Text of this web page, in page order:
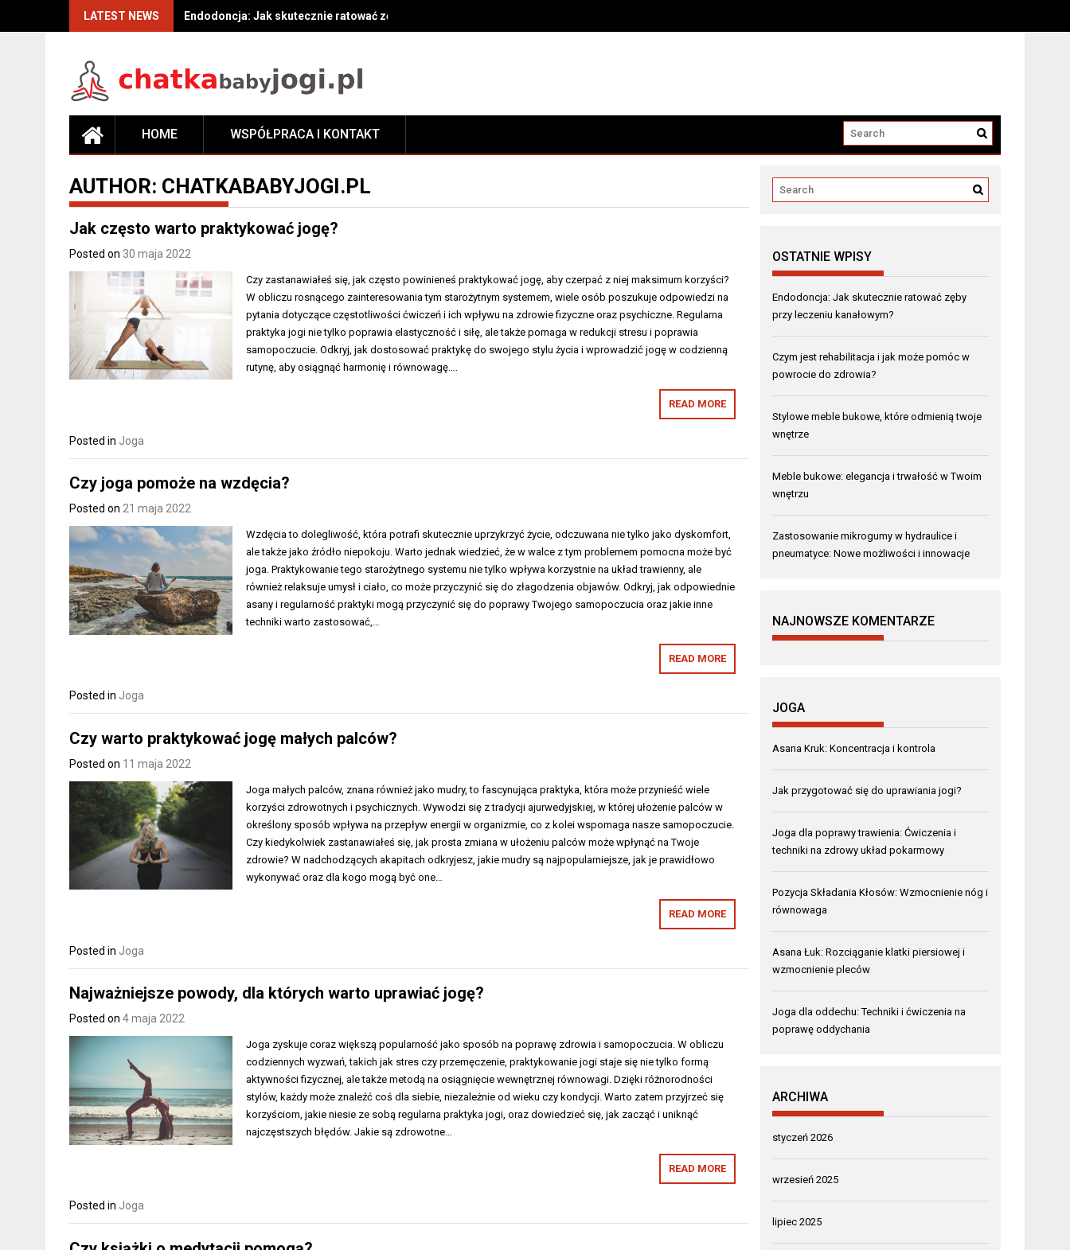
LATEST NEWS Endodoncja: Jak skutecznie ratować zęby przy leczeniu kanałowym?
HOME WSPÓŁPRACA I KONTAKT
AUTHOR: CHATKABABYJOGI.PL
Jak często warto praktykować jogę?
Posted on 30 maja 2022
Czy zastanawiałeś się, jak często powinieneś praktykować jogę, aby czerpać z niej maksimum korzyści?
W obliczu rosnącego zainteresowania tym starożytnym systemem, wiele osób poszukuje odpowiedzi na
pytania dotyczące częstotliwości ćwiczeń i ich wpływu na zdrowie fizyczne oraz psychiczne. Regularna
praktyka jogi nie tylko poprawia elastyczność i siłę, ale także pomaga w redukcji stresu i poprawia
samopoczucie. Odkryj, jak dostosować praktykę do swojego stylu życia i wprowadzić jogę w codzienną
rutynę, aby osiągnąć harmonię i równowagę….
READ MORE
Posted in Joga
Czy joga pomoże na wzdęcia?
Posted on 21 maja 2022
Wzdęcia to dolegliwość, która potrafi skutecznie uprzykrzyć życie, odczuwana nie tylko jako dyskomfort,
ale także jako źródło niepokoju. Warto jednak wiedzieć, że w walce z tym problemem pomocna może być
joga. Praktykowanie tego starożytnego systemu nie tylko wpływa korzystnie na układ trawienny, ale
również relaksuje umysł i ciało, co może przyczynić się do złagodzenia objawów. Odkryj, jak odpowiednie
asany i regularność praktyki mogą przyczynić się do poprawy Twojego samopoczucia oraz jakie inne
techniki warto zastosować,…
READ MORE
Posted in Joga
Czy warto praktykować jogę małych palców?
Posted on 11 maja 2022
Joga małych palców, znana również jako mudry, to fascynująca praktyka, która może przynieść wiele
korzyści zdrowotnych i psychicznych. Wywodzi się z tradycji ajurwedyjskiej, w której ułożenie palców w
określony sposób wpływa na przepływ energii w organizmie, co z kolei wspomaga nasze samopoczucie.
Czy kiedykolwiek zastanawiałeś się, jak prosta zmiana w ułożeniu palców może wpłynąć na Twoje
zdrowie? W nadchodzących akapitach odkryjesz, jakie mudry są najpopularniejsze, jak je prawidłowo
wykonywać oraz dla kogo mogą być one…
READ MORE
Posted in Joga
Najważniejsze powody, dla których warto uprawiać jogę?
Posted on 4 maja 2022
Joga zyskuje coraz większą popularność jako sposób na poprawę zdrowia i samopoczucia. W obliczu
codziennych wyzwań, takich jak stres czy przemęczenie, praktykowanie jogi staje się nie tylko formą
aktywności fizycznej, ale także metodą na osiągnięcie wewnętrznej równowagi. Dzięki różnorodności
stylów, każdy może znaleźć coś dla siebie, niezależnie od wieku czy kondycji. Warto zatem przyjrzeć się
korzyściom, jakie niesie ze sobą regularna praktyka jogi, oraz dowiedzieć się, jak zacząć i uniknąć
najczęstszych błędów. Jakie są zdrowotne…
READ MORE
Posted in Joga
OSTATNIE WPISY
Endodoncja: Jak skutecznie ratować zęby
przy leczeniu kanałowym?
Czym jest rehabilitacja i jak może pomóc w
powrocie do zdrowia?
Stylowe meble bukowe, które odmienią twoje
wnętrze
Meble bukowe: elegancja i trwałość w Twoim
wnętrzu
Zastosowanie mikrogumy w hydraulice i
pneumatyce: Nowe możliwości i innowacje
NAJNOWSZE KOMENTARZE
JOGA
Asana Kruk: Koncentracja i kontrola
Jak przygotować się do uprawiania jogi?
Joga dla poprawy trawienia: Ćwiczenia i
techniki na zdrowy układ pokarmowy
Pozycja Składania Kłosów: Wzmocnienie nóg i
równowaga
Asana Łuk: Rozciąganie klatki piersiowej i
wzmocnienie pleców
Joga dla oddechu: Techniki i ćwiczenia na
poprawę oddychania
ARCHIWA
styczeń 2026
wrzesień 2025
lipiec 2025